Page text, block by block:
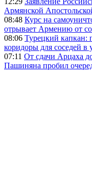
Армянской
08:48 Курс на
отрывает Армению от
08:06 Турецкий капкан:
коридоры для соседей
07:11 От сдачи Арцаха
Пашиняна пробил